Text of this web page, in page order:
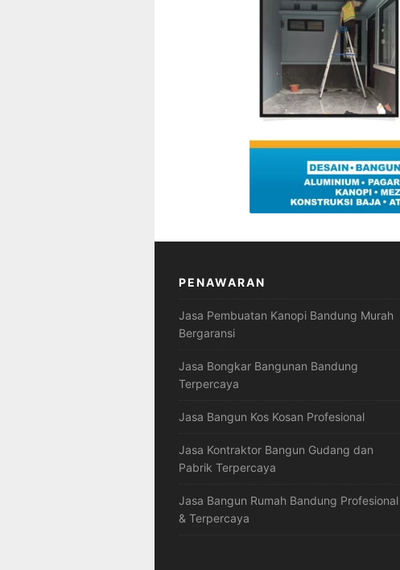
PENAWARAN
Jasa Pembuatan Kanopi Bandung Murah
Bergaransi
Jasa Bongkar Bangunan Bandung
Terpercaya
Jasa Bangun Kos Kosan Profesional
Jasa Kontraktor Bangun Gudang dan
Pabrik Terpercaya
Jasa Bangun Rumah Bandung Profesional
& Terpercaya